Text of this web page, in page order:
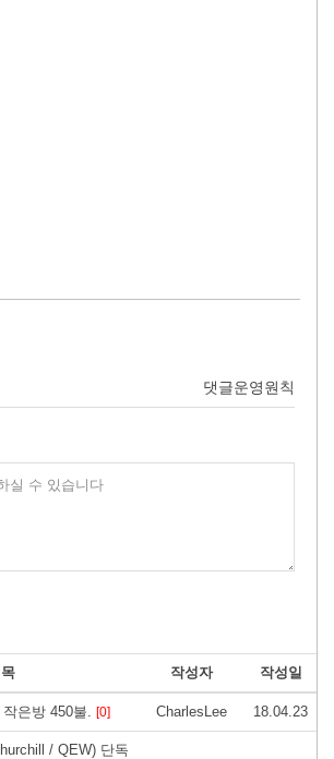
댓글운영원칙
실 수 있습니다
작성자 작성일
은방 450불. [0] CharlesLee 18.04.23
/ QEW) 단독